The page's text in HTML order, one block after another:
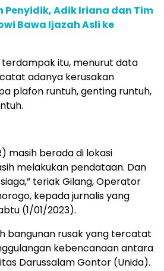
Penyidik, Adik Iriana dan Tim
Bawa Ijazah Asli ke
terdampak itu, menurut data
adanya kerusakan
plafon runtuh, genting runtuh,
masih berada di lokasi
melakukan pendataan. Dan
teriak Gilang, Operator
kepada jurnalis yang
(1/01/2023).
bangunan rusak yang tercatat
kebencanaan antara
Darussalam Gontor (Unida).